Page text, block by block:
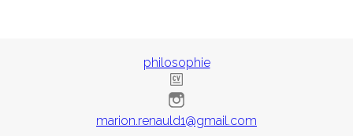
philosophie
marion.renauld1@gmail.com